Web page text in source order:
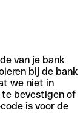
van je bank
bij de bank
we niet in
bevestigen of
is voor de